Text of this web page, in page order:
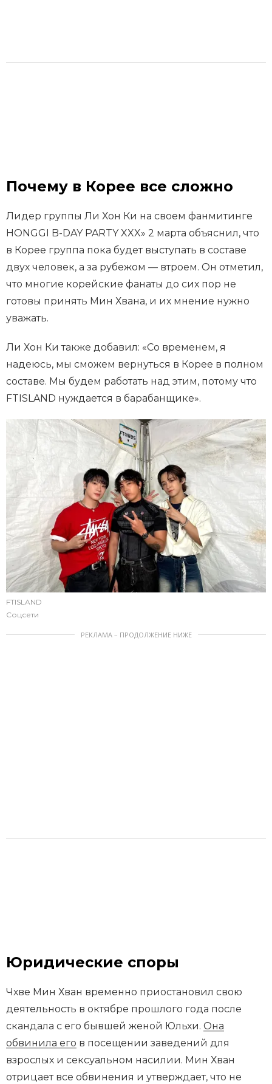
Почему в Корее все сложно
Лидер группы Ли Хон Ки на своем фанмитинге
HONGGI B-DAY PARTY XXX» 2 марта объяснил, что
в Корее группа пока будет выступать в составе
двух человек, а за рубежом — втроем. Он отметил,
что многие корейские фанаты до сих пор не
готовы принять Мин Хвана, и их мнение нужно
уважать.
Ли Хон Ки также добавил: «Со временем, я
надеюсь, мы сможем вернуться в Корее в полном
составе. Мы будем работать над этим, потому что
FTISLAND нуждается в барабанщике».
FTISLAND
Соцсети
РЕКЛАМА – ПРОДОЛЖЕНИЕ НИЖЕ
Юридические споры
Чхве Мин Хван временно приостановил свою
деятельность в октябре прошлого года после
скандала с его бывшей женой Юльхи. Она
обвинила его в посещении заведений для
взрослых и сексуальном насилии. Мин Хван
отрицает все обвинения и утверждает, что не